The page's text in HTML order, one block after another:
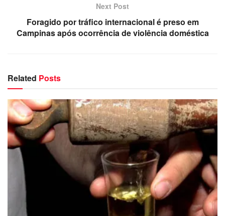
Next Post
Foragido por tráfico internacional é preso em
Campinas após ocorrência de violência doméstica
Related Posts